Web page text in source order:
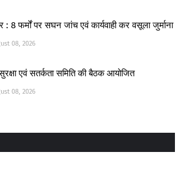
8 फर्मों पर सघन जांच एवं कार्यवाही कर वसूला जुर्माना
08, 2026
एवं सतर्कता समिति की बैठक आयोजित
08, 2026